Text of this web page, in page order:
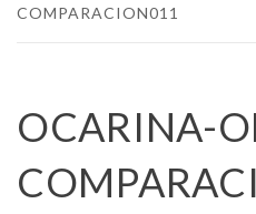
COMPARACION011
OCARINA-